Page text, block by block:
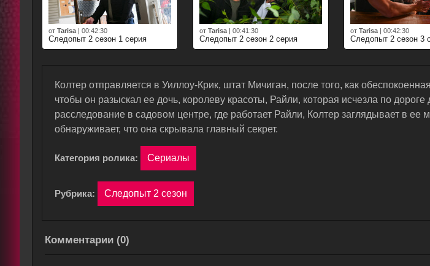
от Tarisa | 00:42:30
Следопыт 2 сезон 1 серия
от Tarisa | 00:41:30
Следопыт 2 сезон 2 серия
от Tarisa | 00:42:30
Следопыт 2 сезон 3
Колтер отправляется в Уиллоу-Крик, штат Мичиган, после того, как
чтобы он разыскал ее дочь, королеву красоты, Райли, которая исчезла по
расследование в садовом центре, где работает Райли, Колтер заглядывает в ее
обнаруживает, что она скрывала главный секрет.
Категория ролика: Сериалы
Рубрика: Следопыт 2 сезон
Комментарии (0)